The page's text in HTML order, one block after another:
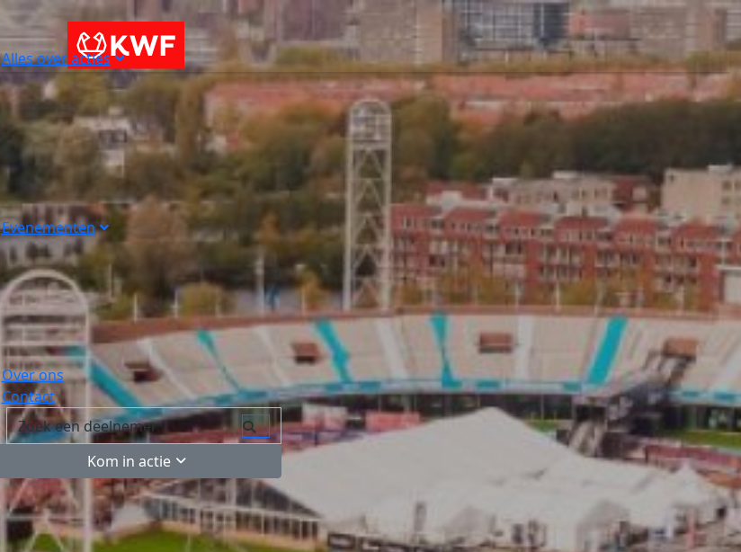
Alles over acties
Evenementen
Over ons
Contact
Kom in actie